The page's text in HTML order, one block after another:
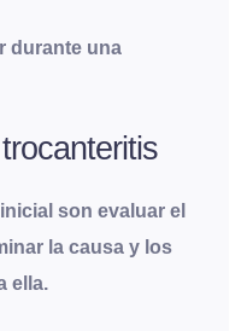
durante una
son evaluar el
la causa y los
ella.